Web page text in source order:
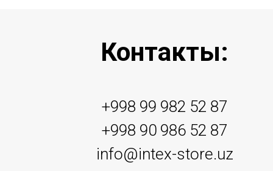
Контакты:
+998 99 982 52 87
+998 90 986 52 87
info@intex-store.uz